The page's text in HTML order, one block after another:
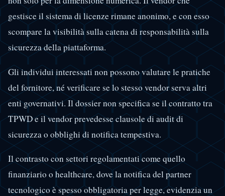
gestisce il sistema di licenze rimane anonimo, e con esso
scompare la visibilità sulla catena di responsabilità sulla
sicurezza della piattaforma.
Gli individui interessati non possono valutare le pratiche
del fornitore, né verificare se lo stesso vendor serva altri
enti governativi. Il dossier non specifica se il contratto tra
TPWD e il vendor prevedesse clausole di audit di
sicurezza o obblighi di notifica tempestiva.
Il contrasto con settori regolamentati come quello
finanziario o healthcare, dove la notifica del partner
tecnologico è spesso obbligatoria per legge, evidenzia un